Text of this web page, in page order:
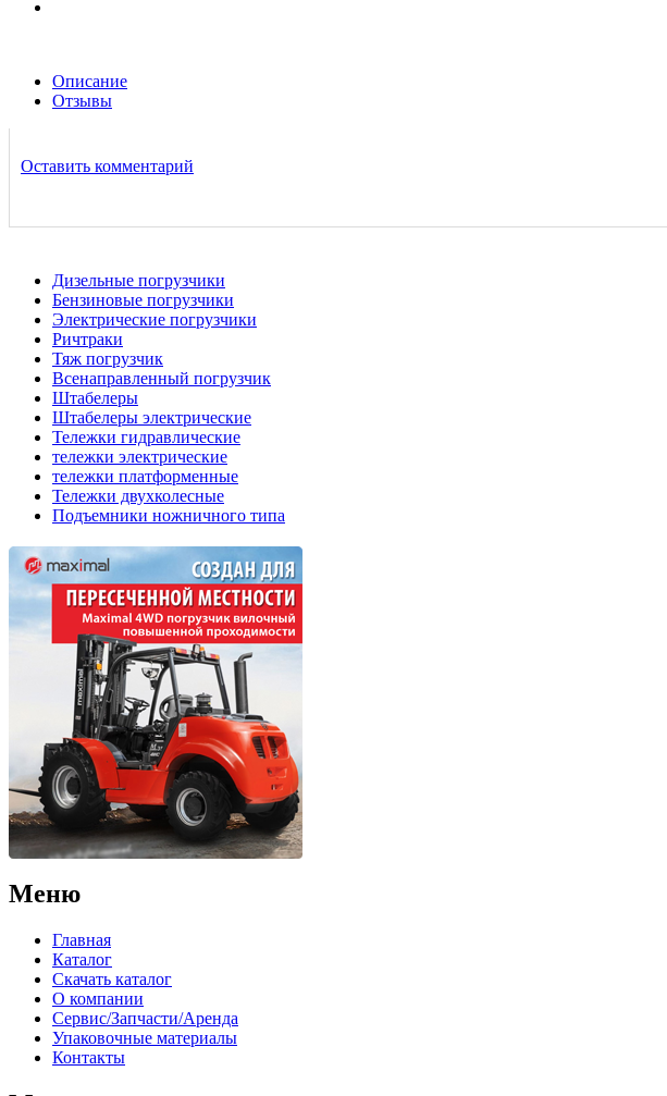
Описание
Отзывы
Оставить комментарий
Дизельные погрузчики
Бензиновые погрузчики
Электрические погрузчики
Ричтраки
Тяж погрузчик
Всенаправленный погрузчик
Штабелеры
Штабелеры электрические
Тележки гидравлические
тележки электрические
тележки платформенные
Тележки двухколесные
Подъемники ножничного типа
Меню
Главная
Каталог
Скачать каталог
О компании
Сервис/Запчасти/Аренда
Упаковочные материалы
Контакты